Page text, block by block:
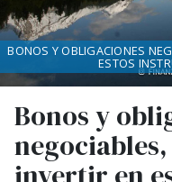
Bonos y
BONOS Y OBLIGACIONES
ESTOS